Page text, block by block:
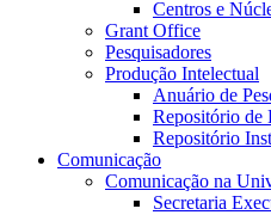
Centros e
Grant Office
Pesquisadores
Produção Intelectual
Anuário de
Repositório de
Repositório
Comunicação
Comunicação na
Secretaria